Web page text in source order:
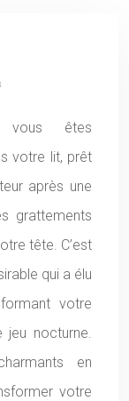
votre lit, prêt
après une
grattements
tête. C’est
qui a élu
votre
jeu nocturne.
en
votre